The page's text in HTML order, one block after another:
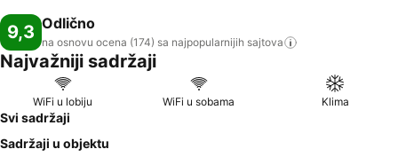
9,3 Odlično
na osnovu ocena (174) sa najpopularnijih sajtova
Najvažniji sadržaji
WiFi u lobiju WiFi u sobama Klima
Svi sadržaji
Sadržaji u objektu